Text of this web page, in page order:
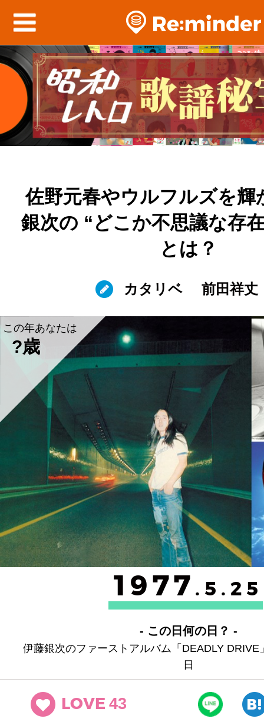
佐野元春やウルフルズを輝
銀次の “どこか不思議な存
とは？
カタリベ 前田祥丈
この年あなたは
?歳
1977 .5.25
- この日何の日？ -
伊藤銀次のファーストアルバム「DEADLY DRIVE
日
LOVE 43